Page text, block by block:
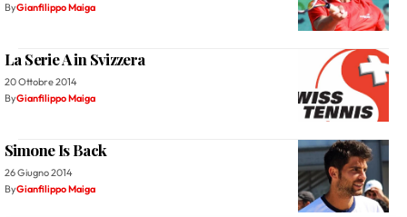
ByGianfilippo Maiga
La Serie A in Svizzera
20 Ottobre 2014
ByGianfilippo Maiga
Simone Is Back
26 Giugno 2014
ByGianfilippo Maiga